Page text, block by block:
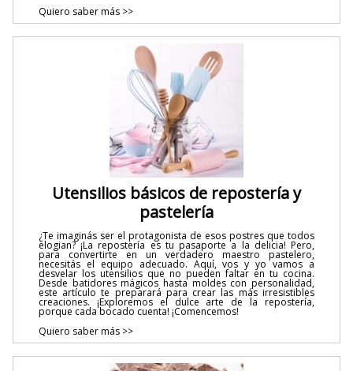
Quiero saber más >>
Utensilios básicos de repostería y
pastelería
¿Te imaginás ser el protagonista de esos postres que todos
elogian? ¡La repostería es tu pasaporte a la delicia! Pero,
para convertirte en un verdadero maestro pastelero,
necesitás el equipo adecuado. Aquí, vos y yo vamos a
desvelar los utensilios que no pueden faltar en tu cocina.
Desde batidores mágicos hasta moldes con personalidad,
este artículo te preparará para crear las más irresistibles
creaciones. ¡Exploremos el dulce arte de la repostería,
porque cada bocado cuenta! ¡Comencemos!
Quiero saber más >>